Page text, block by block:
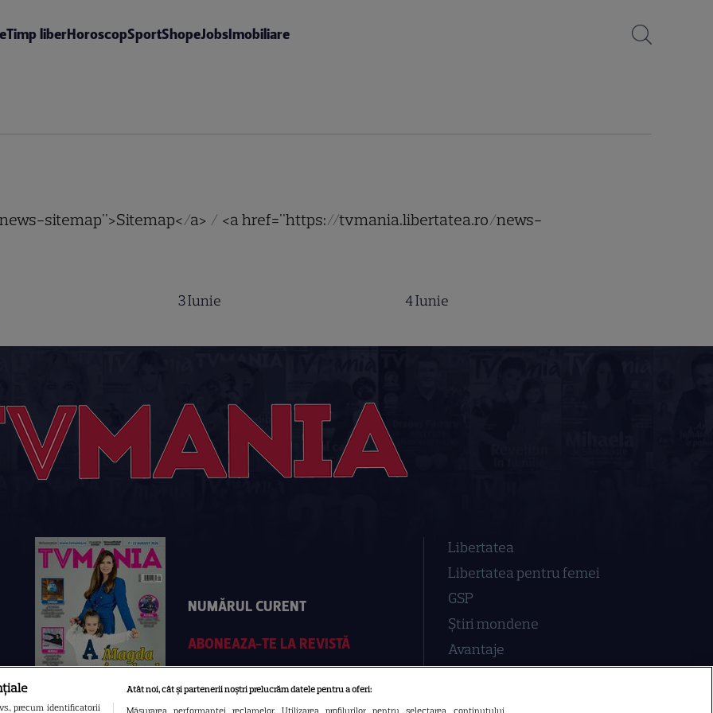
Timp liberHoroscopSportShopeJobsImobiliare
sitemap">Sitemap</a> / <a href="https://tvmania.libertatea.ro/news-
3 Iunie
4 Iunie
NUMĂRUL CURENT
ABONEAZA-TE LA REVISTĂ
Libertatea
Libertatea pentru femei
GSP
Știri mondene
Avantaje
precum identificatorii
Atât noi, cât și partenerii noștri prelucrăm datele pentru a oferi: